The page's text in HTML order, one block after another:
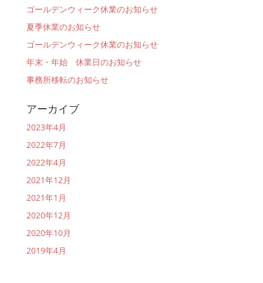
ゴールデンウィーク休業のお知らせ
夏季休業のお知らせ
ゴールデンウィーク休業のお知らせ
年末・年始 休業日のお知らせ
事務所移転のお知らせ
アーカイブ
2023年4月
2022年7月
2022年4月
2021年12月
2021年1月
2020年12月
2020年10月
2019年4月